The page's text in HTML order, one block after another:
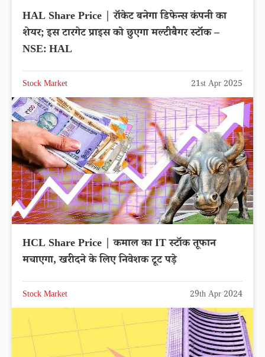
HAL Share Price | रॉकेट बनेगा डिफेन्स कंपनी का
शेयर; इस टारगेट प्राइस को छुएगा मल्टीबैगर स्टॉक –
NSE: HAL
Stock Market 21st Apr 2025
HCL Share Price | कमाल का IT स्टॉक तूफान
मचाएगा, खरीदने के लिए निवेशक टूट पड़े
Stock Market 29th Apr 2024